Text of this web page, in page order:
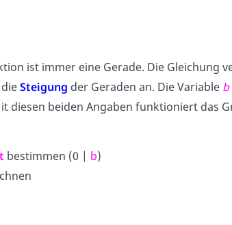
ist immer eine Gerade. Die Gleichung
Steigung der Geraden an. Die Variable b
diesen beiden Angaben funktioniert das
bestimmen (0 | b)